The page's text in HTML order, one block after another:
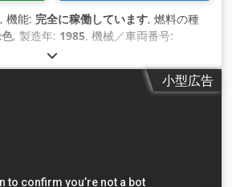
, 機能: 完全に稼働しています, 燃料の種
, 製造年: 1985, 機械／車両番号:
中古catモーターグレーダー メーカー：
Aoul U Epodqsrf モデル 130G ディーゼ
問い合わせ ヴィジャイ JPNインダスト
社 13A パンダンクレセント、シンガポ
小型広告